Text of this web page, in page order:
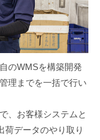
のWMSを構築開発
理までを一括で行い
、お客様システムと
荷データのやり取り